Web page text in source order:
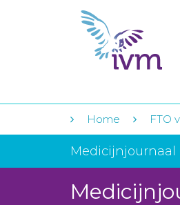
Home FTO
Medicijnjournaal